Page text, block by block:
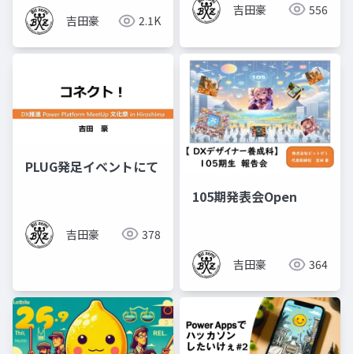
吉田豪 2.1K
吉田豪 556
PLUG発足イベントにて
吉田豪 378
105期発表会Open
吉田豪 364